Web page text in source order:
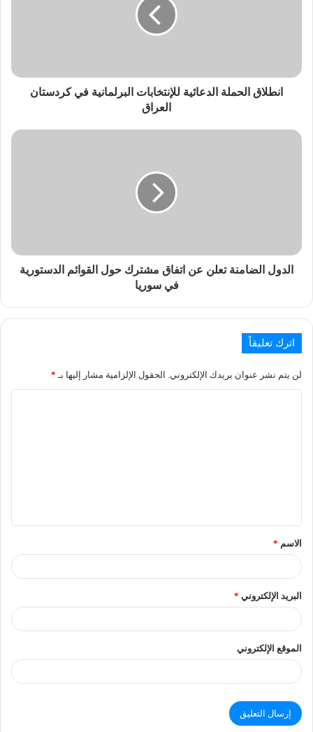
انطلاق الحملة الدعائية للإنتخابات البرلمانية في كردستان
العراق
الدول الضامنة تعلن عن اتفاق مشترك حول القوائم الدستورية
في سوريا
اترك تعليقاً
لن يتم نشر عنوان بريدك الإلكتروني. الحقول الإلزامية مشار إليها بـ *
الاسم *
البريد الإلكتروني *
الموقع الإلكتروني